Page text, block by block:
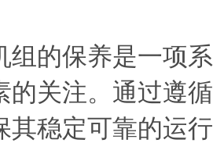
组的保养是一项
的关注。通过遵
其稳定可靠的运